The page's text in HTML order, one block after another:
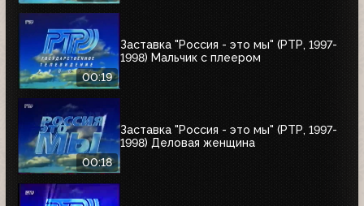
00:19
Заставка "Россия - это мы" (РТР, 1997-
1998) Мальчик с плеером
00:18
Заставка "Россия - это мы" (РТР, 1997-
1998) Деловая женщина